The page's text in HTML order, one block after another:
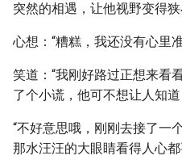
突然的相遇，让他视野变得
心想：“糟糕，我还没有心里
笑道：“我刚好路过正想来看
了个小谎，他可不想让人知道
“不好意思哦，刚刚去接了一
那水汪汪的大眼睛看得人心